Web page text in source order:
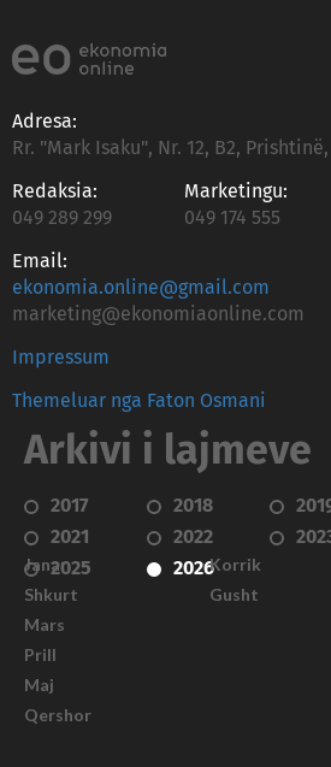
Adresa:
Rr. "Mark Isaku", Nr. 12, B2,
Redaksia:
049 289 299
Marketingu:
049 174 555
Email:
ekonomia.online@gmail.com
marketing@ekonomiaonline.com
Impressum
Themeluar nga Faton Osmani
Arkivi i lajmeve
2017 2018
2021
2022
2025
2026
Janar
Shkurt
Mars
Prill
Maj
Qershor
Korrik
Gusht